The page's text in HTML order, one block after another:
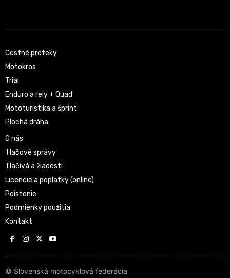
Cestné preteky
Motokros
Trial
Enduro a rely + Quad
Mototuristika a šprint
Plochá dráha
O nás
Tlačové správy
Tlačivá a žiadosti
Licencie a poplatky (online)
Poistenie
Podmienky použitia
Kontakt
© Slovenská motocyklová federácia